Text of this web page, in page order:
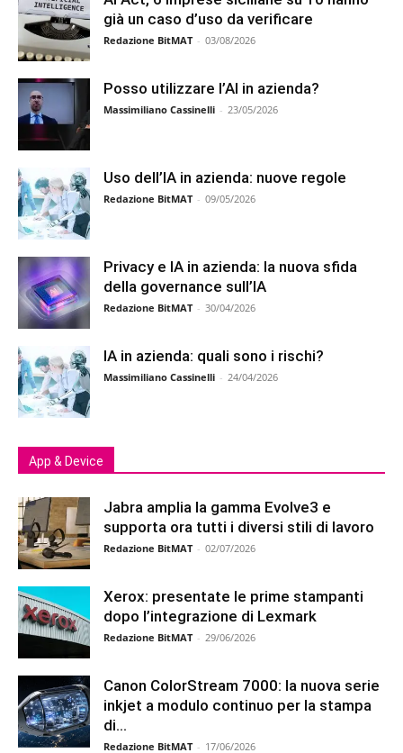
già un caso d’uso da verificare
Redazione BitMAT - 03/08/2026
Posso utilizzare l’AI in azienda?
Massimiliano Cassinelli - 23/05/2026
Uso dell’IA in azienda: nuove regole
Redazione BitMAT - 09/05/2026
Privacy e IA in azienda: la nuova sfida
della governance sull’IA
Redazione BitMAT - 30/04/2026
IA in azienda: quali sono i rischi?
Massimiliano Cassinelli - 24/04/2026
App & Device
Jabra amplia la gamma Evolve3 e
supporta ora tutti i diversi stili di lavoro
Redazione BitMAT - 02/07/2026
Xerox: presentate le prime stampanti
dopo l’integrazione di Lexmark
Redazione BitMAT - 29/06/2026
Canon ColorStream 7000: la nuova serie
inkjet a modulo continuo per la stampa
di...
Redazione BitMAT - 17/06/2026